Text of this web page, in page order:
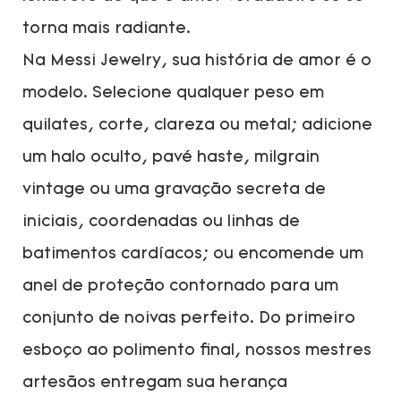
torna mais radiante.
Na Messi Jewelry, sua história de amor é o
modelo. Selecione qualquer peso em
quilates, corte, clareza ou metal; adicione
um halo oculto, pavé haste, milgrain
vintage ou uma gravação secreta de
iniciais, coordenadas ou linhas de
batimentos cardíacos; ou encomende um
anel de proteção contornado para um
conjunto de noivas perfeito. Do primeiro
esboço ao polimento final, nossos mestres
artesãos entregam sua herança